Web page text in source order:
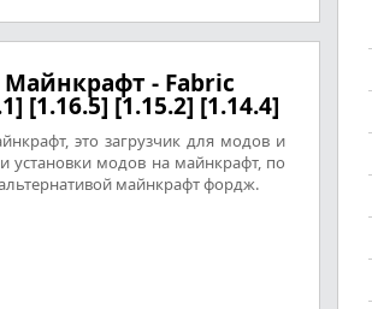
- Fabric
[1.16.5] [1.15.2] [1.14.4]
это загрузчик для модов и
установки модов на майнкрафт, по
майнкрафт фордж.